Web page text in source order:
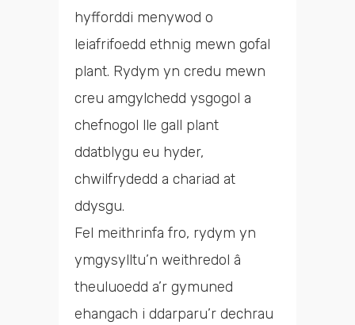
hyfforddi menywod o
leiafrifoedd ethnig mewn gofal
plant. Rydym yn credu mewn
creu amgylchedd ysgogol a
chefnogol lle gall plant
ddatblygu eu hyder,
chwilfrydedd a chariad at
ddysgu.
Fel meithrinfa fro, rydym yn
ymgysylltu’n weithredol â
theuluoedd a’r gymuned
ehangach i ddarparu’r dechrau